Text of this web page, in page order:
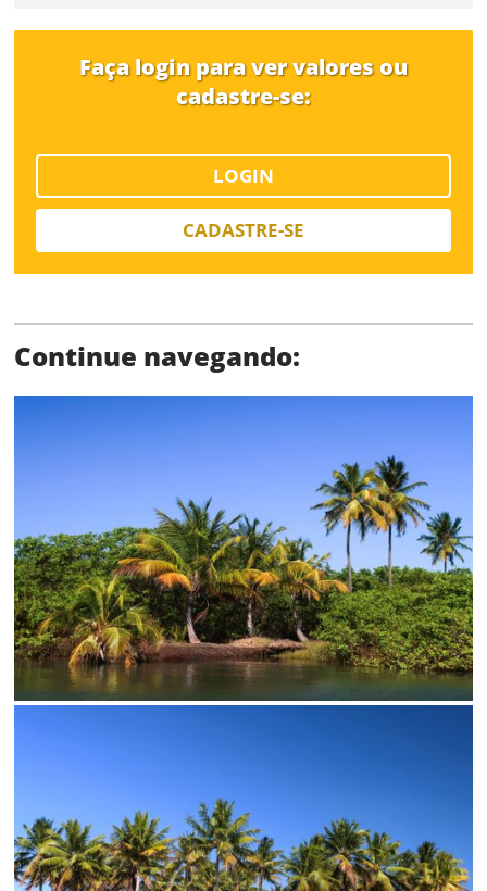
Faça login para ver valores ou
cadastre-se:
LOGIN
CADASTRE-SE
Continue navegando:
ENTRAR
Tipo de download
Status